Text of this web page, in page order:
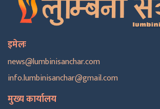
इमेलः
news@lumbinisanchar.com
info.lumbinisanchar@gmail.com
मुख्य कार्यालय